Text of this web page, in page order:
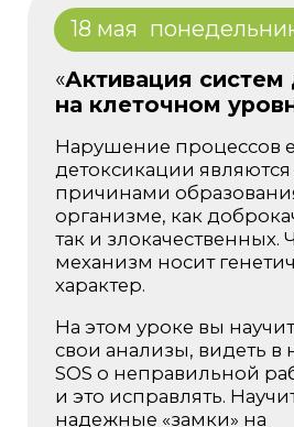
Какие скрытые выгоды стоят за
избыточным весом
Как обучиться дисциплине в
Экологичные способы
Первые психологические шаги к
стройной и здоровой жизни
четверг в 12:00 МСК
Психотерапевт, руководитель
Антикризисного центра г. Москва
Ведущая
Ирина Смолярчук
Самоценность и
самомотивация на долго и
счастливо»